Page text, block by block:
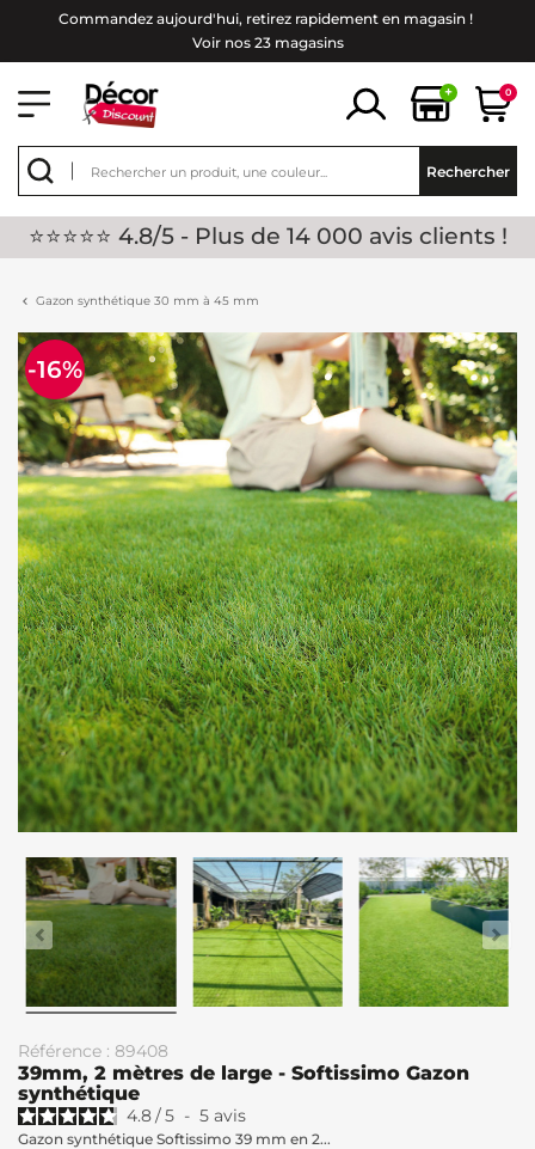
Commandez aujourd'hui, retirez rapidement en magasin !
Voir nos 23 magasins
+ 0
Rechercher
⭐⭐⭐⭐⭐ 4.8/5 - Plus de 14 000 avis clients !
Gazon synthétique 30 mm à 45 mm
-16%
Référence : 89408
39mm, 2 mètres de large - Softissimo Gazon
synthétique
4.8/5 - 5 avis
Gazon synthétique Softissimo 39 mm en 2...